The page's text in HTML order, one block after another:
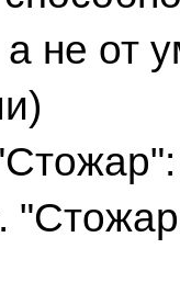
а не от